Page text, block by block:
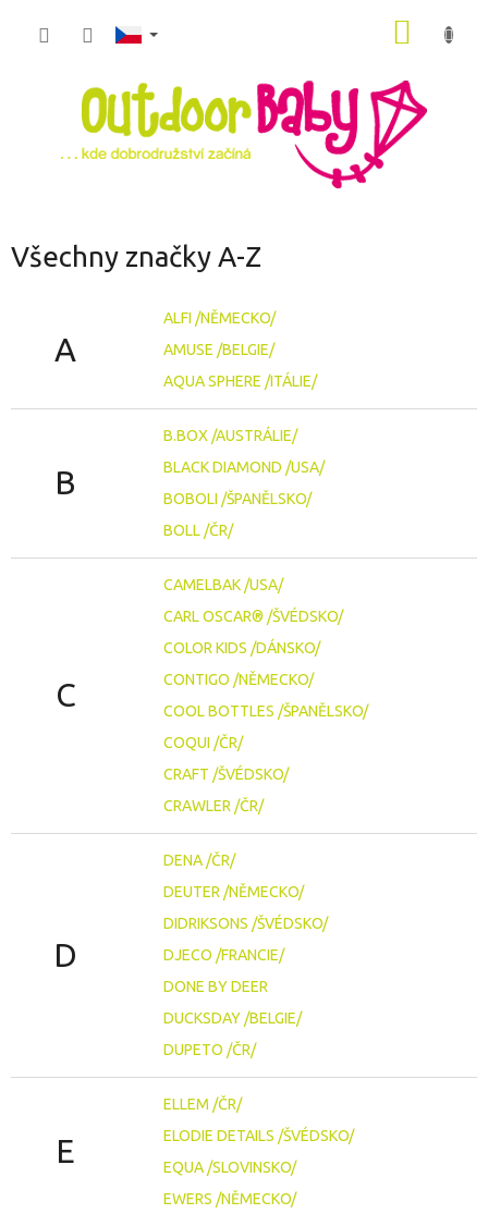
Všechny značky A-Z
A
ALFI /NĚMECKO/
AMUSE /BELGIE/
AQUA SPHERE /ITÁLIE/
B
B.BOX /AUSTRÁLIE/
BLACK DIAMOND /USA/
BOBOLI /ŠPANĚLSKO/
BOLL /ČR/
C
CAMELBAK /USA/
CARL OSCAR® /ŠVÉDSKO/
COLOR KIDS /DÁNSKO/
CONTIGO /NĚMECKO/
COOL BOTTLES /ŠPANĚLSKO/
COQUI /ČR/
CRAFT /ŠVÉDSKO/
CRAWLER /ČR/
D
DENA /ČR/
DEUTER /NĚMECKO/
DIDRIKSONS /ŠVÉDSKO/
DJECO /FRANCIE/
DONE BY DEER
DUCKSDAY /BELGIE/
DUPETO /ČR/
E
ELLEM /ČR/
ELODIE DETAILS /ŠVÉDSKO/
EQUA /SLOVINSKO/
EWERS /NĚMECKO/